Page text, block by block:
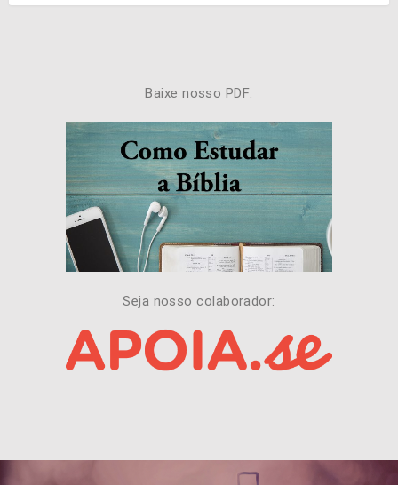
Baixe nosso PDF:
Seja nosso colaborador: